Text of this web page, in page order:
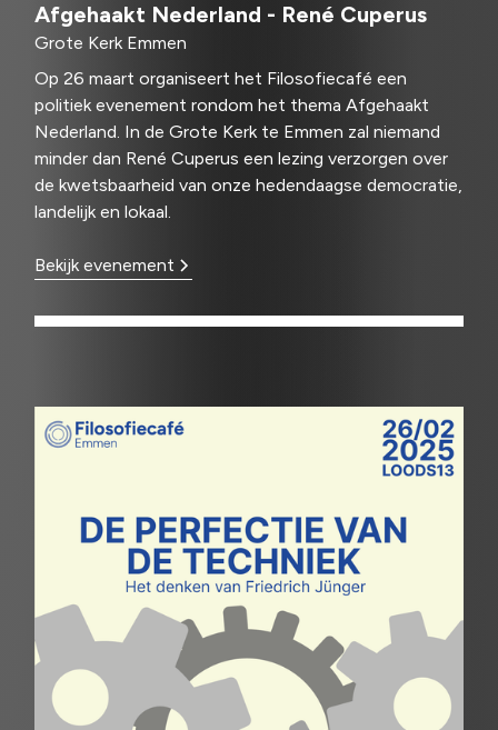
Afgehaakt Nederland - René Cuperus
Grote Kerk Emmen
Op 26 maart organiseert het Filosofiecafé een
politiek evenement rondom het thema Afgehaakt
Nederland. In de Grote Kerk te Emmen zal niemand
minder dan René Cuperus een lezing verzorgen over
de kwetsbaarheid van onze hedendaagse democratie,
landelijk en lokaal.
Bekijk evenement